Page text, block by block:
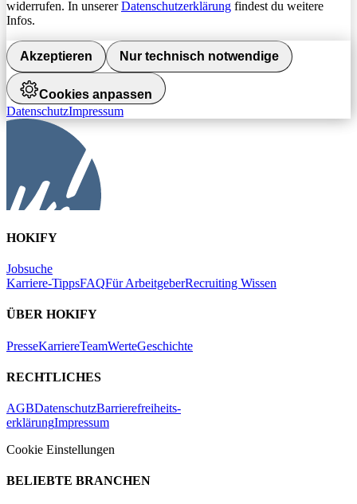
widerrufen. In unsererDatenschutzerklärung findest du weitere
Infos.
Akzeptieren Nur technisch notwendige
Cookies anpassen
DatenschutzImpressum
HOKIFY
Jobsuche
Karriere-TippsFAQFür ArbeitgeberRecruiting Wissen
ÜBER HOKIFY
PresseKarriereTeamWerteGeschichte
RECHTLICHES
AGBDatenschutzBarrierefreiheits-
erklärungImpressum
Cookie Einstellungen
BELIEBTE BRANCHEN